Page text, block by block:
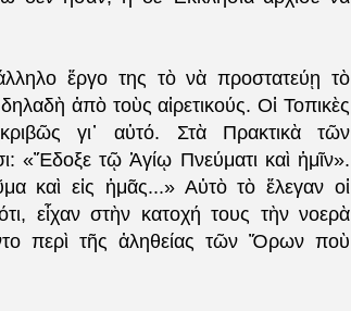
ἔργο της τὸ νὰ προστατεύῃ τὸ
ἀπὸ τοὺς αἱρετικούς. Οἱ Τοπικὲς
γι᾿ αὐτό. Στὰ Πρακτικὰ τῶν
«Ἔδοξε τῷ Ἁγίῳ Πνεύματι καὶ ἡμῖν».
καὶ εἰς ἡμᾶς...» Αὐτὸ τὸ ἔλεγαν οἱ
εἶχαν στὴν κατοχή τους τὴν νοερὰ
περὶ τῆς ἀληθείας τῶν Ὅρων ποὺ